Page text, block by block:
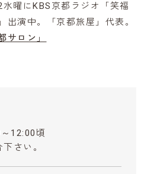
曜にKBS京都ラジオ「笑福
出演中。「京都旅屋」代表。
サロン」
12:00頃
さい。